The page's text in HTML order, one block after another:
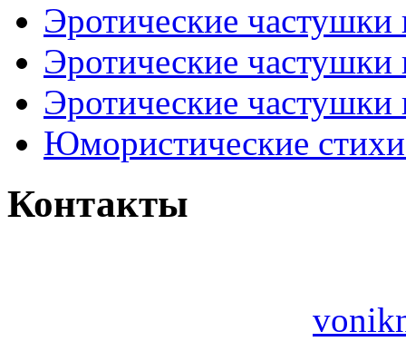
Эротические
Эротические
Эротические
Юмористические
Контакты